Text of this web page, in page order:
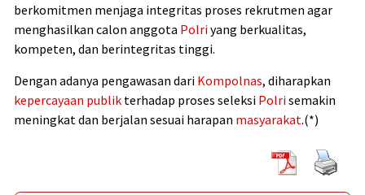
berkomitmen menjaga integritas proses rekrutmen agar
menghasilkan calon anggota Polriyang berkualitas,
kompeten, dan berintegritas tinggi.
Dengan adanya pengawasan dari Kompolnas, diharapkan
kepercayaan publik terhadap proses seleksi Polrisemakin
meningkat dan berjalan sesuai harapan masyarakat.(*)